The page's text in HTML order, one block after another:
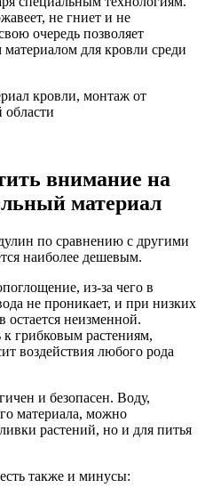
не гниет и не
очередь позволяет
для кровли среди
внимание на
материал
по сравнению с другими
наиболее дешевым.
из-за чего в
не проникает, и при низких
остается неизменной.
к грибковым растениям,
воздействия любого рода
и безопасен. Воду,
материала, можно
растений, но и для питья
также и минусы: